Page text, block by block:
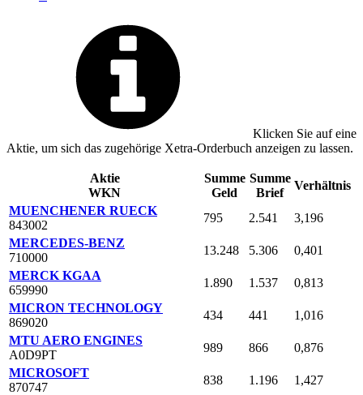
Klicken Sie auf eine
Aktie, um sich das zugehörige Xetra-Orderbuch anzeigen zu lassen.
Aktie
WKN
Summe
Geld
Summe
Brief
Verhältnis
MUENCHENER RUECK
843002
795 2.541
3,196
MERCEDES-BENZ
710000
13.248 5.306
0,401
MERCK KGAA
659990
1.890 1.537
0,813
MICRON TECHNOLOGY
869020
434 441
1,016
MTU AERO ENGINES
A0D9PT
989 866
0,876
MICROSOFT
870747
838 1.196
1,427